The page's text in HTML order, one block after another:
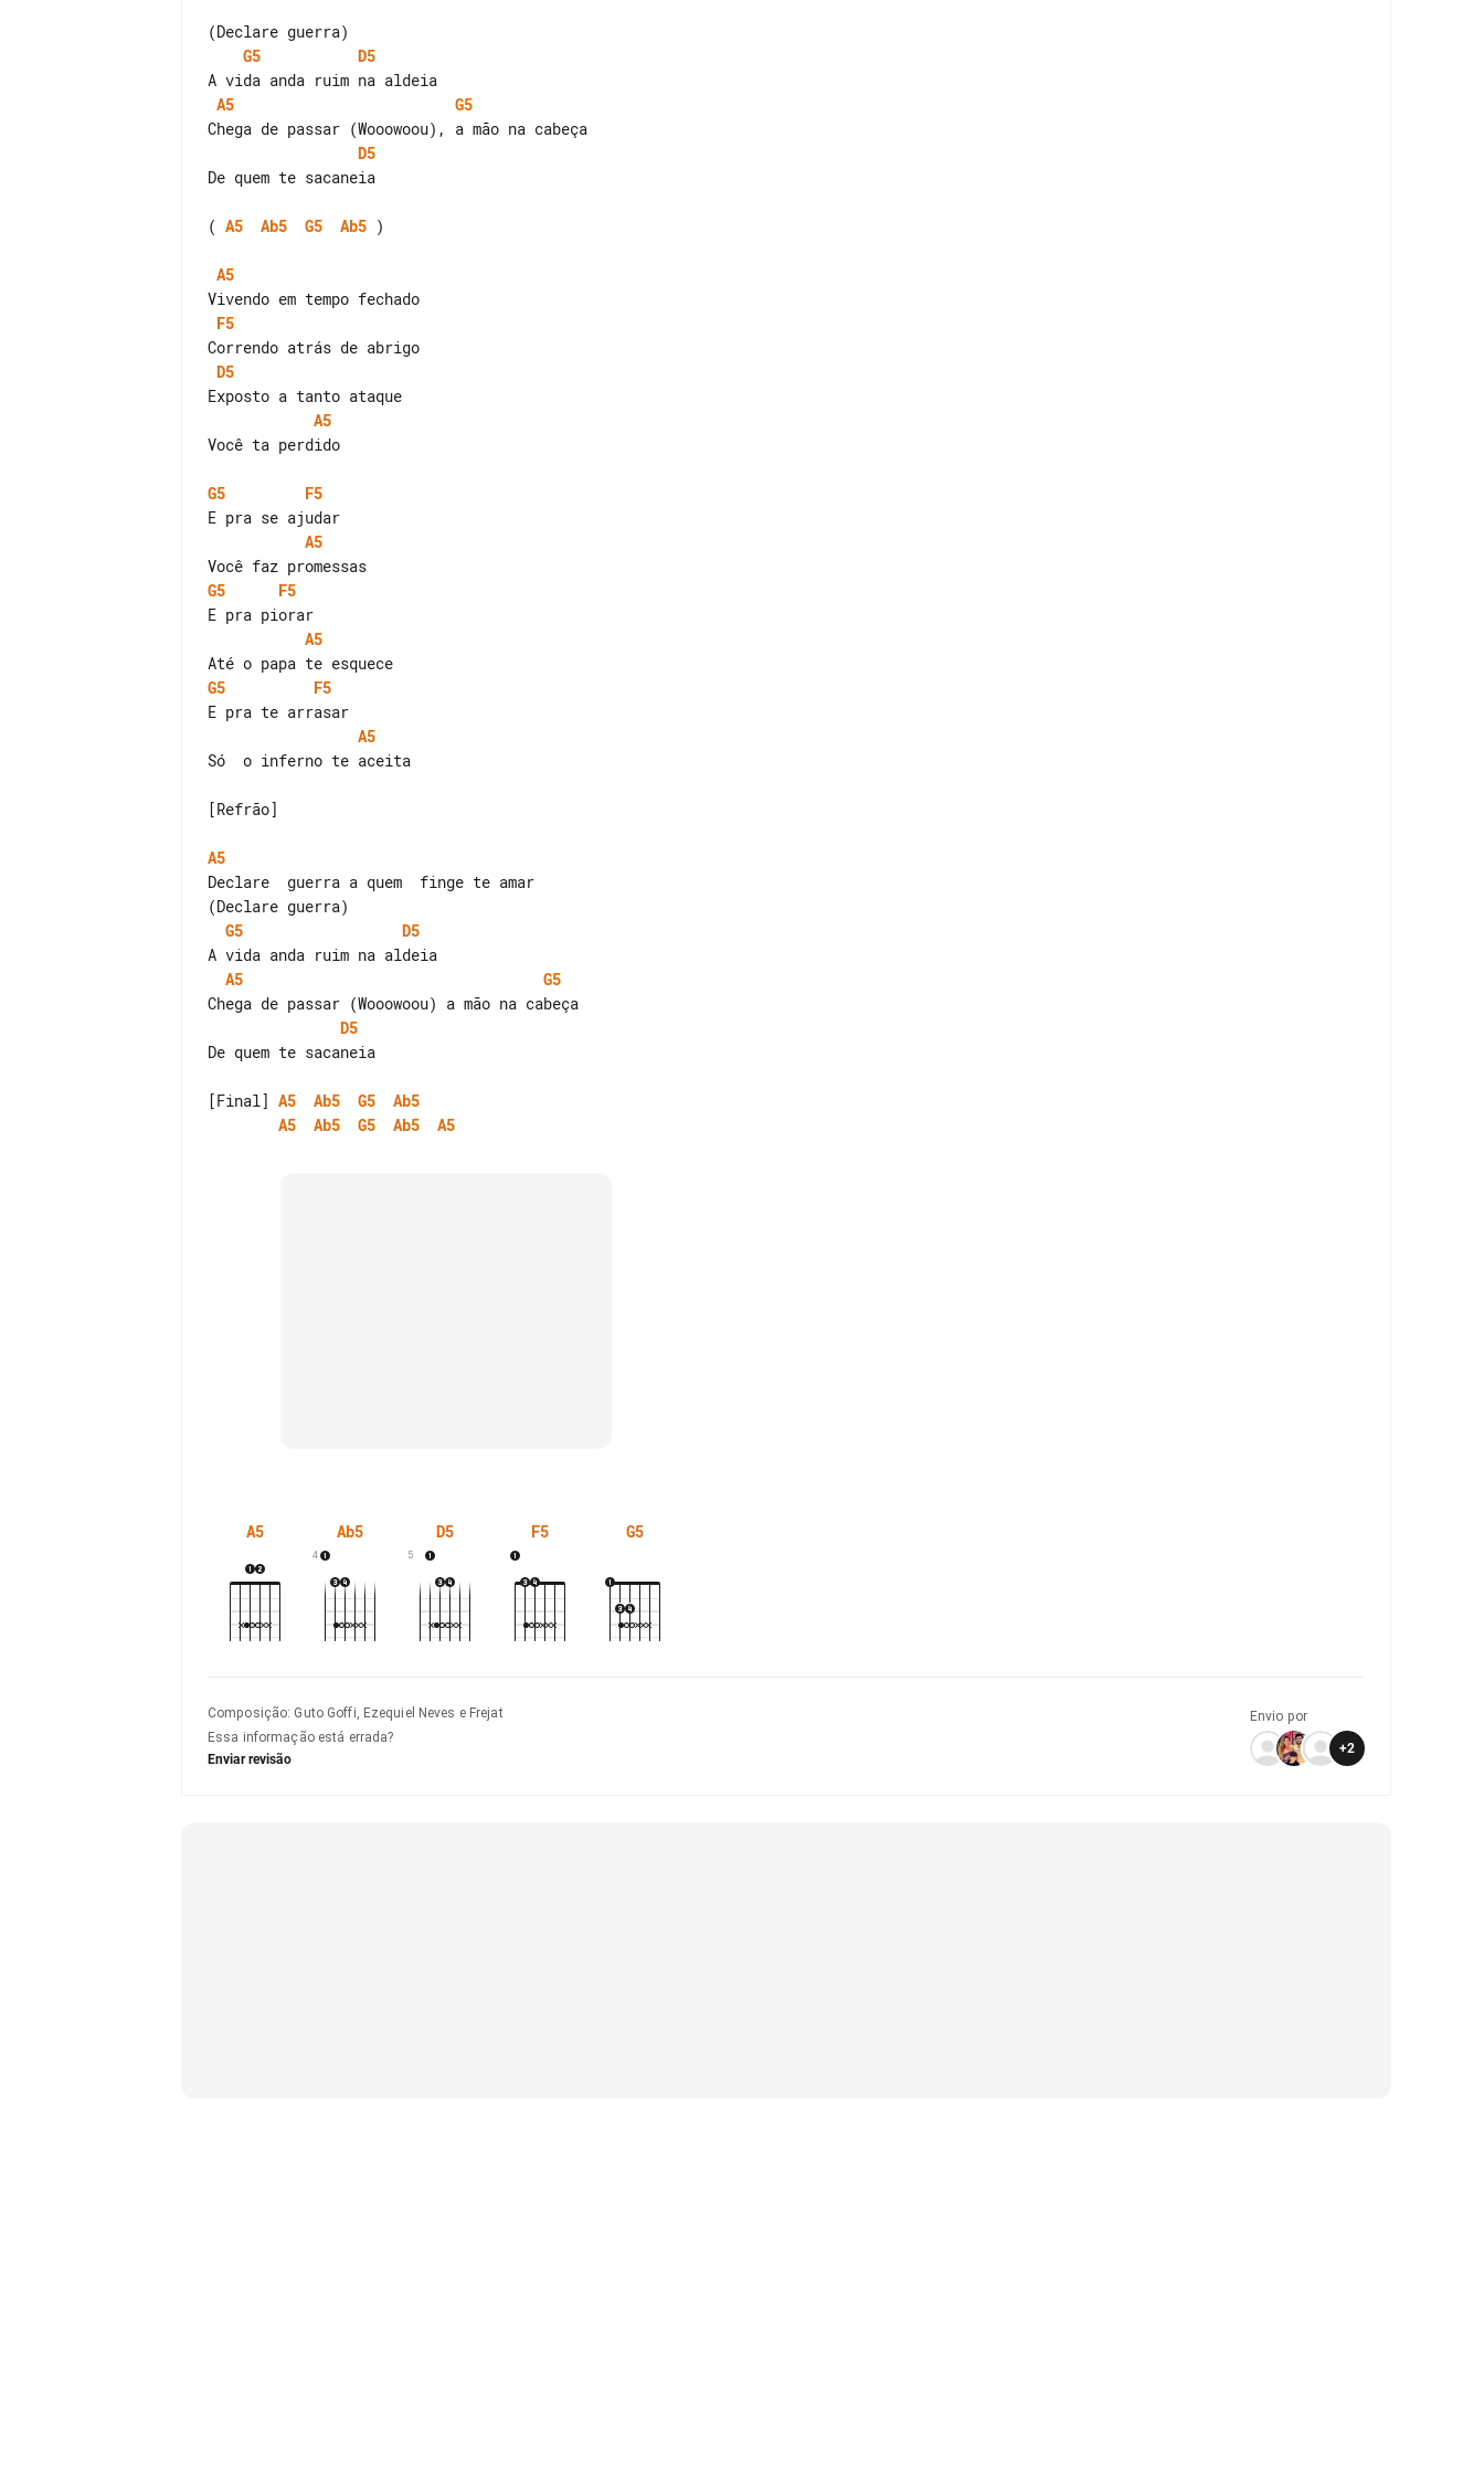
G5
D5
A5
G5
D5
De quem te sacaneia
( A5 Ab5 G5 Ab5 )
A5
F5
D5
A5
Você ta perdido
G5
F5
A5
G5
F5
A5
G5
F5
A5
Só  o inferno te aceita
[Refrão]
A5
Declare  guerra a quem  finge te amar
G5
D5
A5
G5
D5
De quem te sacaneia
[Final] A5 Ab5 G5
Ab5
A5
Ab5 G5 Ab5 A5
A5 Ab5
4
D5
5
F5 G5
Composição: Guto Goffi, Ezequiel Neves e Frejat
Essa informação está errada?
Enviar revisão
Envio por
+2